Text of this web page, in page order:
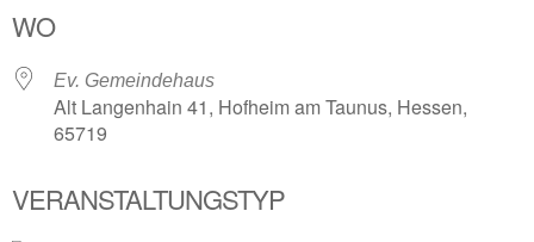
WO
Ev. Gemeindehaus
Alt Langenhain 41, Hofheim am Taunus, Hessen,
65719
VERANSTALTUNGSTYP